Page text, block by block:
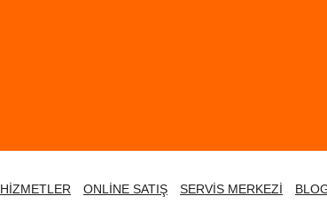
HİZMETLER ONLİNE SATIŞ SERVİS MERKEZİ